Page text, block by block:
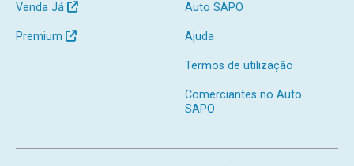
Venda Já
Premium
Auto SAPO
Ajuda
Termos de utilização
Comerciantes no Auto
SAPO